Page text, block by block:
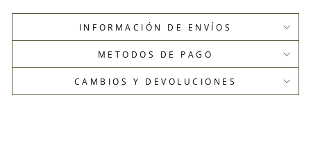
INFORMACIÓN DE ENVÍOS
METODOS DE PAGO
CAMBIOS Y DEVOLUCIONES